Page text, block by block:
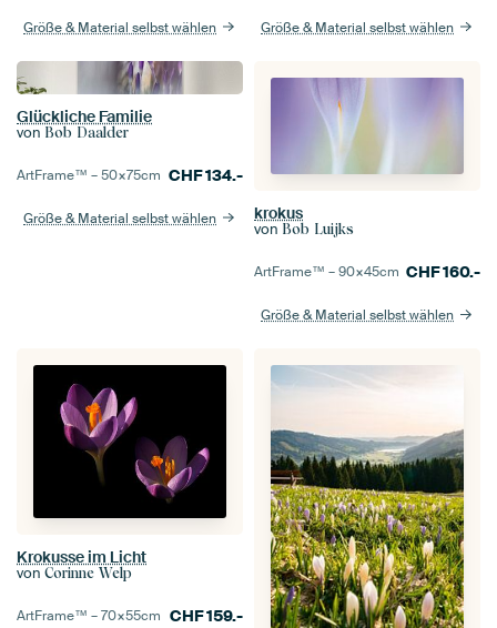
Größe & Material selbst wählen Größe & Material selbst wählen
Glückliche Familie
von Bob Daalder
ArtFrame™ –50×75cm CHF134.-
Größe & Material selbst wählen krokus
von Bob Luijks
ArtFrame™ –90×45cm CHF160.-
Größe & Material selbst wählen
Krokusse im Licht
von Corinne Welp
ArtFrame™ –70×55cm CHF159.-